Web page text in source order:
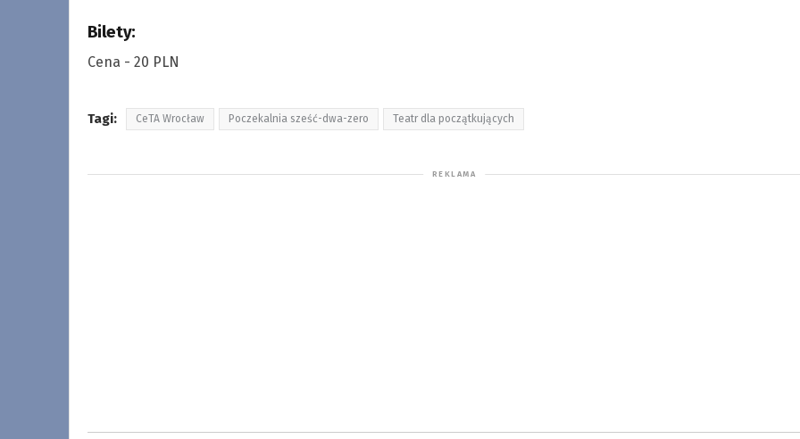
Bilety:
Cena - 20 PLN
Tagi: CeTA Wrocław Poczekalnia sześć-dwa-zero Teatr dla początkujących